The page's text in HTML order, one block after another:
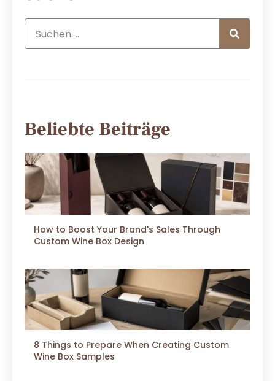
Beliebte Beiträge
How to Boost Your Brand's Sales Through
Custom Wine Box Design
8 Things to Prepare When Creating Custom
Wine Box Samples